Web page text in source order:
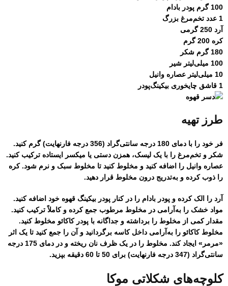
100 گرم پودر بادام
1 عدد تخم‌مرغ بزرگ
آرد 250 گرمی
کره 200 گرم
180 گرم شکر
100 میلی‌لیتر شیر
10 میلی‌لیتر عصاره وانیل
1 قاشق چایخوری بیکینگ‌پودر
طرز تهیه
فر خود را با دمای 180 درجه سانتی‌گراد (356 درجه فارنهایت) گرم کنید.
شکر و تخم‌مرغ را با یک لیسک، همزن دستی یا میکسر ایستاده ترکیب کنید.
عصاره وانیل را اضافه کنید و مخلوط کنید تا مخلوط سبک و نرم شود. کره
را ذوب کرده و به‌تدریج درون مخلوط قرار دهید.
آرد را الک کرده و پودر بادام را در کنار پودر بیکینگ قهوه خود اضافه کنید.
مواد خشک را به‌آرامی در مخلوط مرطوب جمع کرده و کاملاً ترکیب کنید.
مقدار کمی از مخلوط را برداشته و جداگانه با پودر کاکائو مخلوط کنید.
مخلوط کاکائو را به‌آرامی داخل کاسه برگردانید و آن را جمع کنید تا یک اثر
«مرمر» ایجاد کند. مخلوط را در یک ظرف نان ریخته و در دمای 175 درجه
سانتی‌گراد (347 درجه فارنهایت) برای 50 تا 60 دقیقه بپزید.
کلوچه‌های شکلاتی موکا